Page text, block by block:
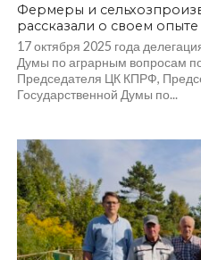
Фермеры и
рассказали о своем
17 октября 2025 года
Думы по аграрным вопросам
Председателя ЦК КПРФ,
Государственной Думы по...